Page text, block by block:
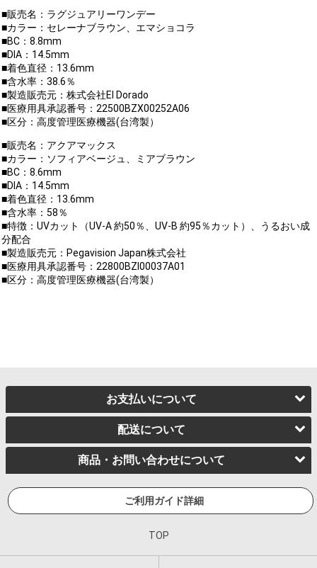
■販売名：ラグジュアリーワンデー
■カラー：セレーナブラウン、エマショコラ
■BC：8.8mm
■DIA：14.5mm
■着色直径：13.6mm
■含水率：38.6％
■製造販売元：株式会社El Dorado
■医療用具承認番号：22500BZX00252A06
■区分：高度管理医療機器(台湾製）
■販売名：アクアマックス
■カラー：ソフィアベージュ、ミアブラウン
■BC：8.6mm
■DIA：14.5mm
■着色直径：13.6mm
■含水率：58％
■特徴：UVカット（UV-A 約50％、UV-B 約95％カット）、うるおい成
分配合
■製造販売元：Pegavision Japan株式会社
■医療用具承認番号：22800BZI00037A01
■区分：高度管理医療機器(台湾製）
お支払いについて
配送について
商品・お問い合わせについて
ご利用ガイド詳細
TOP